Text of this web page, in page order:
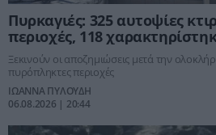
Πυρκαγιές: 325 αυτοψίες
περιοχές, 118
Ξεκινούν οι αποζημιώσεις μετά την
πυρόπληκτες περιοχές
ΙΩΑΝΝΑ ΠΥΛΟΥΔΗ
06.08.2026 | 20:44